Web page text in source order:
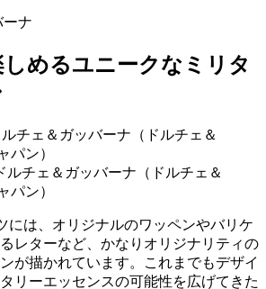
ーナ
めるユニークなミリタ
ルチェ＆ガッバーナ（ドルチェ＆
パン）
には、オリジナルのワッペンやバリケ
レターなど、かなりオリジナリティの
が描かれています。これまでもデザイ
リーエッセンスの可能性を広げてきた